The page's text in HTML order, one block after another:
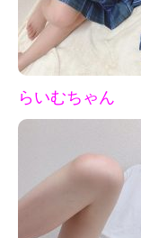
らいむちゃん